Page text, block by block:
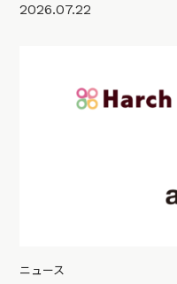
2026.07.22
ニュース